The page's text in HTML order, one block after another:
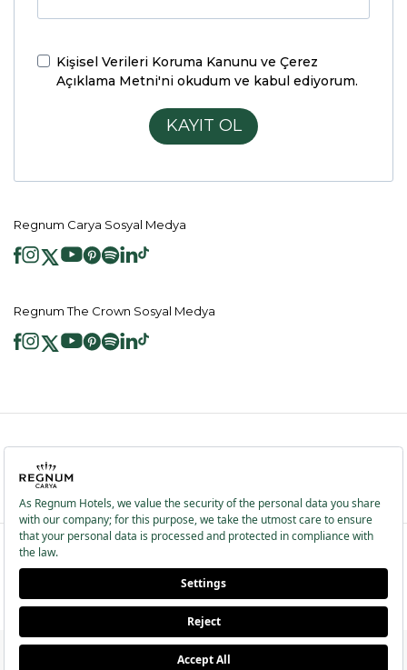
Kişisel Verileri Koruma Kanunu ve Çerez
Açıklama Metni'ni okudum ve kabul ediyorum.
KAYIT OL
Regnum Carya Sosyal Medya
Regnum The Crown Sosyal Medya
2026 ® Regnum Hotels. Tüm hakları saklıdır.
Bilgi Toplumu Hizmetleri